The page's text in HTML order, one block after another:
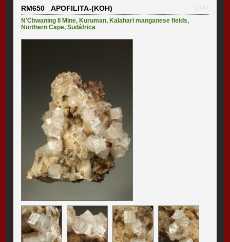
RM650 APOFILITA-(KOH)
#342
N'Chwaning II Mine, Kuruman, Kalahari manganese fields,
Northern Cape,Sudáfrica